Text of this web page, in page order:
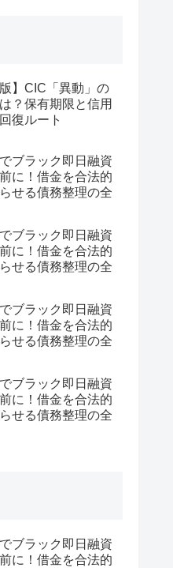
版】CIC「異動」の
？保有期限と信用
復ルート
ブラック即日融資
に！借金を合法的
せる債務整理の全
ブラック即日融資
に！借金を合法的
せる債務整理の全
ブラック即日融資
に！借金を合法的
せる債務整理の全
ブラック即日融資
に！借金を合法的
せる債務整理の全
ブラック即日融資
に！借金を合法的